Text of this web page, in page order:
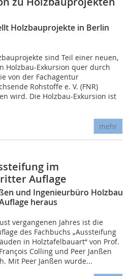
Holzbauprojekte in Berlin
sind Teil einer neuen,
Holzbau-Exkursion quer durch
von der Fachagentur
Rohstoffe e. V. (FNR)
wird. Die Holzbau-Exkursion ist
mehr
im
Auflage
und Ingenieurbüro Holzbau
heraus
vergangenen Jahres ist die
des Fachbuchs „Aussteifung
in Holztafelbauart“ von Prof.
Colling und Peer Janßen
Mit Peer Janßen wurde...